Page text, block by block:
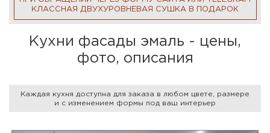
КЛАССНАЯ ДВУХУРОВНЕВАЯ СУШКА В ПОДАРОК
Кухни фасады эмаль - цены,
фото, описания
Каждая кухня доступна для заказа в любом цвете, размере
и с изменением формы под ваш интерьер